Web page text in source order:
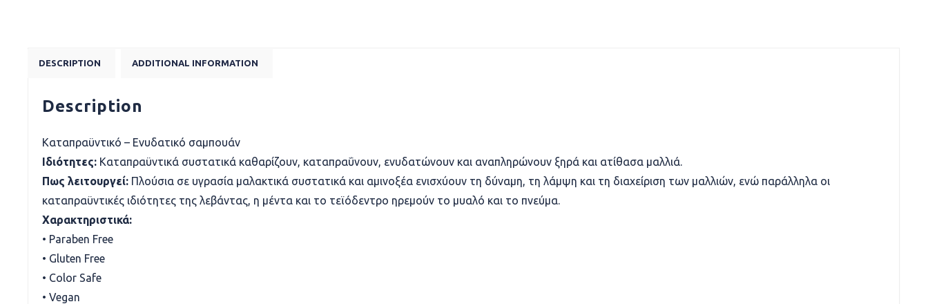
DESCRIPTION ADDITIONAL INFORMATION
Description
Καταπραϋντικό – Ενυδατικό σαμπουάν
Ιδιότητες: Καταπραϋντικά συστατικά καθαρίζουν, καταπραΰνουν, ενυδατώνουν και αναπληρώνουν ξηρά και ατίθασα μαλλιά.
Πως λειτουργεί: Πλούσια σε υγρασία μαλακτικά συστατικά και αμινοξέα ενισχύουν τη δύναμη, τη λάμψη και τη διαχείριση των μαλλιών, ενώ παράλληλα οι
καταπραϋντικές ιδιότητες της λεβάντας, η μέντα και το τεϊόδεντρο ηρεμούν το μυαλό και το πνεύμα.
Χαρακτηριστικά:
• Paraben Free
• Gluten Free
• Color Safe
• Vegan